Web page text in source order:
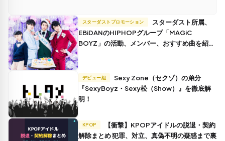
スターダストプロモーション
EBiDANのHIPHOPグループ「MAGiC
BOYZ」の活動、メンバー、おすすめ曲を紹
デビュー組
Sexy Zone（セクゾ）の弟分
『SexyBoyz・Sexy松（Show）』を徹底解
明！
KPOP
解除まとめ 犯罪、対立、真偽不明の疑惑まで裏